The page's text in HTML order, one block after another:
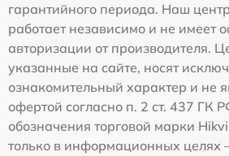
гарантийного периода. Наш
работает независимо и не имеет
авторизации от производителя.
указанные на сайте, носят
ознакомительный характер и не
офертой согласно п. 2 ст. 437 ГК
обозначения торговой марки
только в информационных целях